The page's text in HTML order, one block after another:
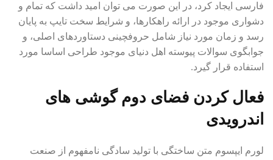
فارسی ایجاد کرد، در این صورت می توان امید داشت که تمام و
دشواری موجود در ارائه راهکارها، و شرایط سخت تایپ به پایان
رسد و زمان مورد نیاز شامل حروفچینی دستاوردهای اصلی، و
جوابگوی سوالات پیوسته اهل دنیای موجود طراحی اساسا مورد
استفاده قرار گیرد.
فعال کردن فضای دوم گوشی های
اندرویدی
لورم ایپسوم متن ساختگی با تولید سادگی نامفهوم از صنعت